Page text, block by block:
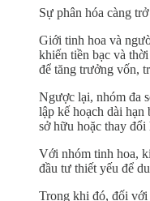
Sự phân hóa càng
Giới tinh hoa và
khiến tiền bạc và
để tăng trưởng vốn,
Ngược lại, nhóm đa
lập kế hoạch dài
sở hữu hoặc thay đổi
Với nhóm tinh hoa,
đầu tư thiết yếu để
Trong khi đó, đối với